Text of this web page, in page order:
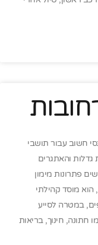
חשוב עבור תושבי
גדלות והאתגרים
פתרונות מימון
הוא מוסד קהילתי
במטרה לסייע
חתונה, חינוך, בריאות